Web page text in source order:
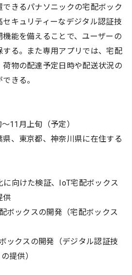
きるパナソニックの宅配ボック
キュリティーなデジタル認証技
能を備えることで、ユーザーの
る。また専用アプリでは、宅配
物の配達予定日時や配送状況の
きる。
11月上旬（予定）
、東京都、神奈川県に在住する
に向けた検証、IoT宅配ボックス
供
ボックスの開発（宅配ボックス
ックスの開発（デジタル認証技
提供）